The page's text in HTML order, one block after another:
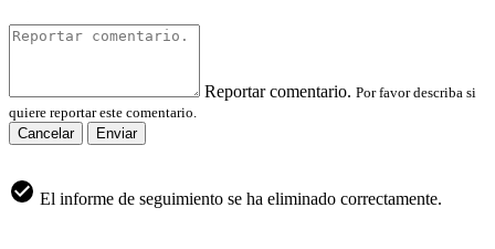
Reportar comentario. Por favor describa si
quiere reportar este comentario.
Cancelar
Enviar
El informe de seguimiento se ha eliminado correctamente.